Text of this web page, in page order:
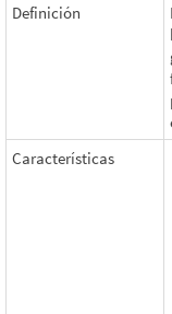
Definición
Características